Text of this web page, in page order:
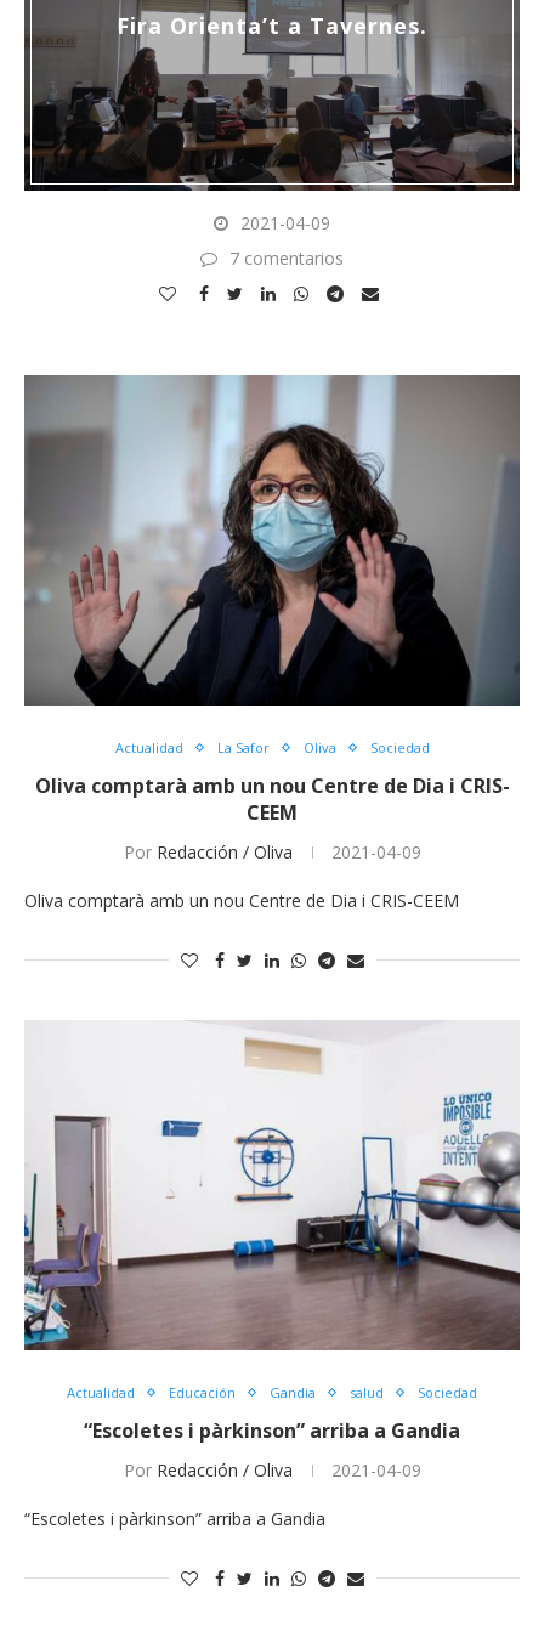
Fira Orienta’t a Tavernes.
2021-04-09
7 comentarios
Actualidad La Safor Oliva Sociedad
Oliva comptarà amb un nou Centre de Dia i CRIS-
CEEM
Por Redacción / Oliva 2021-04-09
Oliva comptarà amb un nou Centre de Dia i CRIS-CEEM
Actualidad Educación Gandia salud Sociedad
“Escoletes i pàrkinson” arriba a Gandia
Por Redacción / Oliva 2021-04-09
“Escoletes i pàrkinson” arriba a Gandia